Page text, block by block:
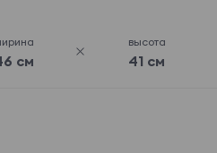
см
высота
41 см